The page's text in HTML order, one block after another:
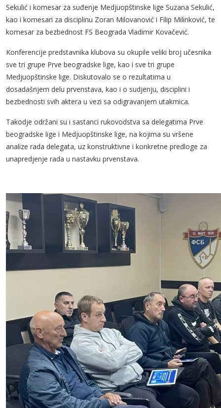
Sekulić i komesar za suđenje Medjuopštinske lige Suzana Sekulić,
kao i komesari za disciplinu Zoran Milovanović i Filip Milinković, te
komesar za bezbednost FS Beograda Vladimir Kovačević.
Konferencije predstavnika klubova su okupile veliki broj učesnika
sve tri grupe Prve beogradske lige, kao i sve tri grupe
Medjuopštinske lige. Diskutovalo se o rezultatima u
dosadašnjem delu prvenstava, kao i o sudjenju, disciplini i
bezbednosti svih aktera u vezi sa odigravanjem utakmica.
Takodje održani su i sastanci rukovodstva sa delegatima Prve
beogradske lige i Medjuopštinske lige, na kojima su vršene
analize rada delegata, uz konstruktivne i konkretne predloge za
unapredjenje rada u nastavku prvenstava.